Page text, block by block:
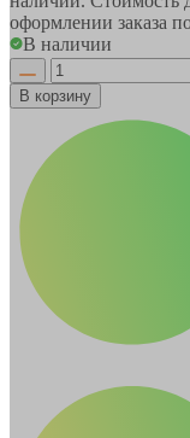
оформлении заказа
В наличии
В корзину